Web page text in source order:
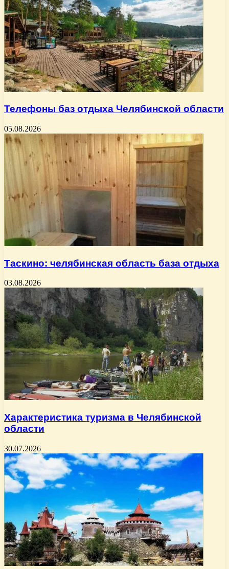
Телефоны баз отдыха Челябинской области
05.08.2026
Таскино: челябинская область база отдыха
03.08.2026
Характеристика туризма в Челябинской
области
30.07.2026